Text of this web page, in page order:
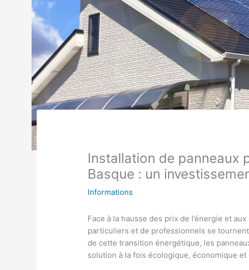
Installation de panneaux
Basque : un
Informations
Face à la hausse des prix de l’énergie et
particuliers et de professionnels se
de cette transition énergétique, les
solution à la fois écologique, économique et